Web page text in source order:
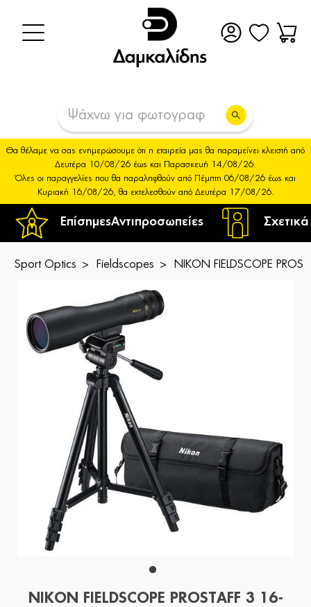
ΕπίσημεςΑντιπροσωπείες
Θα θέλαμε να σας ενημερώσουμε ότι η εταιρεία μας θα παραμείνει κλειστή από
Δευτέρα 10/08/26 έως και Παρασκευή 14/08/26.
Όλες οι παραγγελίες που θα παραληφθούν από Πέμπτη 06/08/26 έως και
Κυριακή 16/08/26, θα εκτελεσθούν από Δευτέρα 17/08/26.
Sport Optics Fieldscopes NIKON FIELDSCOPE
NIKON FIELDSCOPE PROSTAFF 3 16-